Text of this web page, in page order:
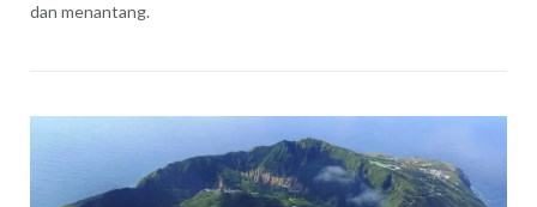
dan menantang.